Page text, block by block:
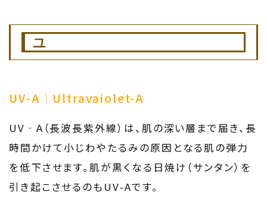
ユ
UV-A｜Ultravaiolet-A
UV‐A（長波長紫外線）は、肌の深い層まで届き、長
時間かけて小じわやたるみの原因となる肌の弾力
を低下させます。肌が黒くなる日焼け（サンタン）を
引き起こさせるのもUV-Aです。